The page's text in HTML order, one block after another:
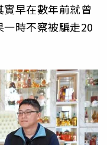
早在數年前就曾
時不察被騙走20